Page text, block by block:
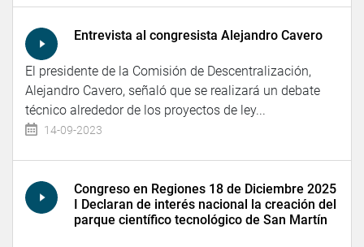
Entrevista al congresista Alejandro Cavero
El presidente de la Comisión de Descentralización,
Alejandro Cavero, señaló que se realizará un debate
técnico alrededor de los proyectos de ley...
14-09-2023
Congreso en Regiones 18 de Diciembre 2025
I Declaran de interés nacional la creación del
parque científico tecnológico de San Martín